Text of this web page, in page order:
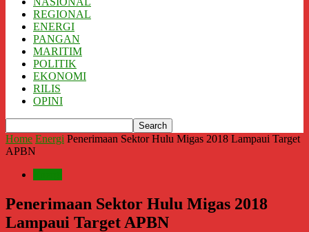
REGIONAL
ENERGI
PANGAN
MARITIM
POLITIK
EKONOMI
RILIS
OPINI
Home Energi Penerimaan Sektor Hulu Migas 2018 Lampaui Target
APBN
Penerimaan Sektor Hulu Migas 2018
Lampaui Target APBN